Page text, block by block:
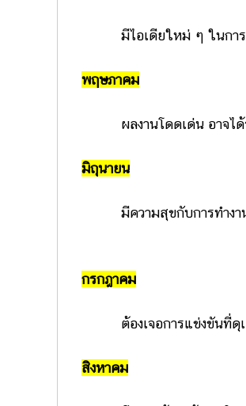
มีไอเดียใหม่ ๆ ในการส
พฤษภาคม
ผลงานโดดเด่น อาจได้รั
มิถุนายน
มีความสุขกับการทำงาน
กรกฎาคม
ต้องเจอการแข่งขันที่ดุเ
สิงหาคม